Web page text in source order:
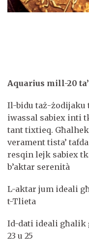
Aquarius mill-20
Il-bidu taż-żodijaku
iwassal sabiex inti
tant tixtieq.
verament tista’
resqin lejk sabiex
b’aktar serenità
L-aktar jum ideali
t-Tlieta
Id-dati ideali għalik
23 u 25